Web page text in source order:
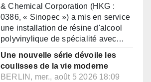
& Chemical Corporation (HKG :
0386, « Sinopec ») a mis en service
une installation de résine d'alcool
polyvinylique de spécialité avec…
Une nouvelle série dévoile les
coulisses de la vie moderne
BERLIN, mer., août 5 2026 18:09